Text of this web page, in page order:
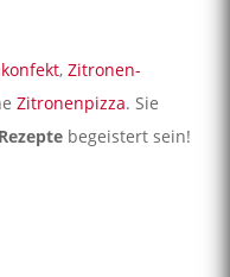
, Zitronen-
Zitronenpizza. Sie
begeistert sein!